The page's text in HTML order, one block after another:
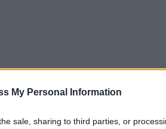
My Personal Information
sale, sharing to third parties, or